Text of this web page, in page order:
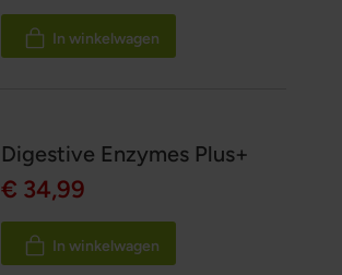
100%
In winkelwagen
Digestive Enzymes Plus+
€ 34,99
In winkelwagen